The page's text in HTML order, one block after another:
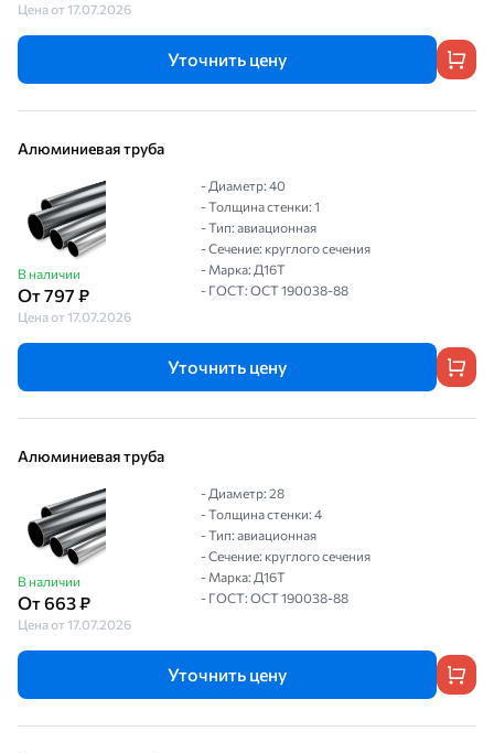
Цена от 17.07.2026
Уточнить цену
Алюминиевая труба
В наличии
От 797 ₽
Цена от 17.07.2026
- Диаметр: 40
- Толщина стенки: 1
- Тип: авиационная
- Сечение: круглого сечения
- Марка: Д16Т
- ГОСТ: ОСТ 190038-88
Уточнить цену
Алюминиевая труба
В наличии
От 663 ₽
Цена от 17.07.2026
- Диаметр: 28
- Толщина стенки: 4
- Тип: авиационная
- Сечение: круглого сечения
- Марка: Д16Т
- ГОСТ: ОСТ 190038-88
Уточнить цену